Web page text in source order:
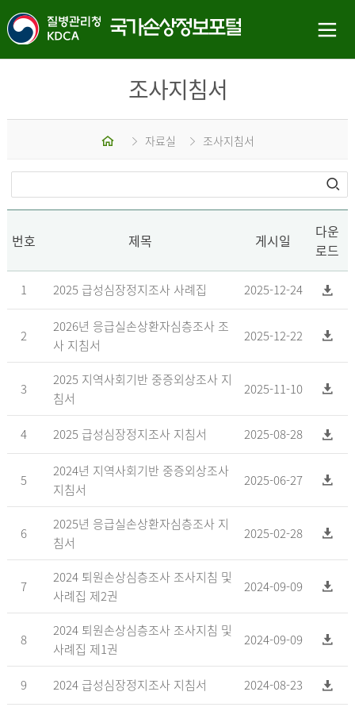
조사지침서
홈 자료실 조사지침서
번호 제목 게시일
다운
로드
1 2025 급성심장정지조사 사례집 2025-12-24
2
2026년 응급실손상환자심층조사 조
사 지침서
2025-12-22
3
2025 지역사회기반 중증외상조사 지
침서
2025-11-10
4 2025 급성심장정지조사 지침서 2025-08-28
5
2024년 지역사회기반 중증외상조사
지침서
2025-06-27
6
2025년 응급실손상환자심층조사 지
침서
2025-02-28
7
2024 퇴원손상심층조사 조사지침 및
사례집 제2권
2024-09-09
8
2024 퇴원손상심층조사 조사지침 및
사례집 제1권
2024-09-09
9 2024 급성심장정지조사 지침서 2024-08-23